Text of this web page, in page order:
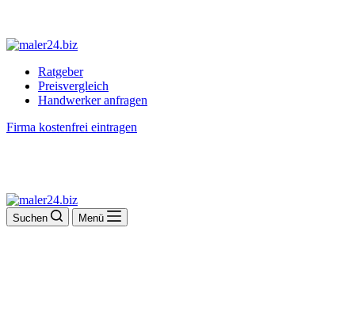
Ratgeber
Preisvergleich
Handwerker anfragen
Firma kostenfrei eintragen
Suchen Menü